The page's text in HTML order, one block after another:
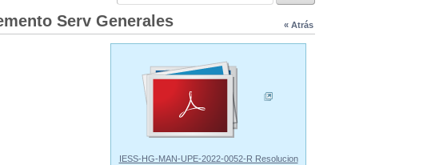
« Atrás
Serv Generales
IESS-HG-MAN-UPE-2022-0052-R Resolucion